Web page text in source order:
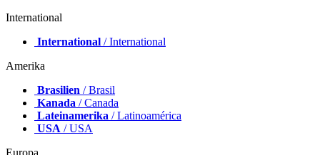
International
International / International
Amerika
Brasilien / Brasil
Kanada / Canada
Lateinamerika / Latinoamérica
USA / USA
Europa